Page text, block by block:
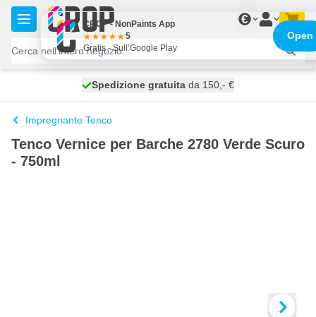
Salta al contenuto
€
spedito oggi
Spedizione gratuita da 150,- €
100 giorni
Impregnante Tenco
Tenco Vernice per Barche 2780 Verde Scuro
- 750ml
CROP - NonPaints App
5
Gratis - Sull’Google Play
Open